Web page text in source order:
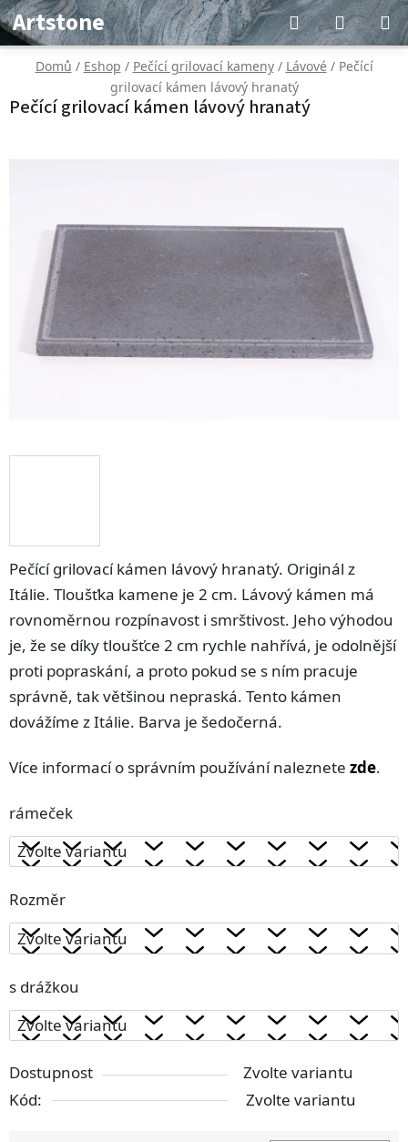
Přejít
naArtstone Hledat
KOŠÍK
Domů / Eshop / Pečící grilovací kameny / Lávové / Pečící
grilovací kámen lávový hranatý
Pečící grilovací kámen lávový hranatý. Originál z
Itálie. Tloušťka kamene je 2 cm. Lávový kámen má
rovnoměrnou rozpínavost i smrštivost. Jeho výhodou
je, že se díky tloušťce 2 cm rychle nahřívá, je odolnější
proti popraskání, a proto pokud se s ním pracuje
správně, tak většinou nepraská. Tento kámen
dovážíme z Itálie. Barva je šedočerná.
Více informací o správním používání naleznete zde.
rámeček
Rozměr
s drážkou
Dostupnost
Zvolte variantu
Kód:
Zvolte variantu
Pečící grilovací kámen lávový hranatý